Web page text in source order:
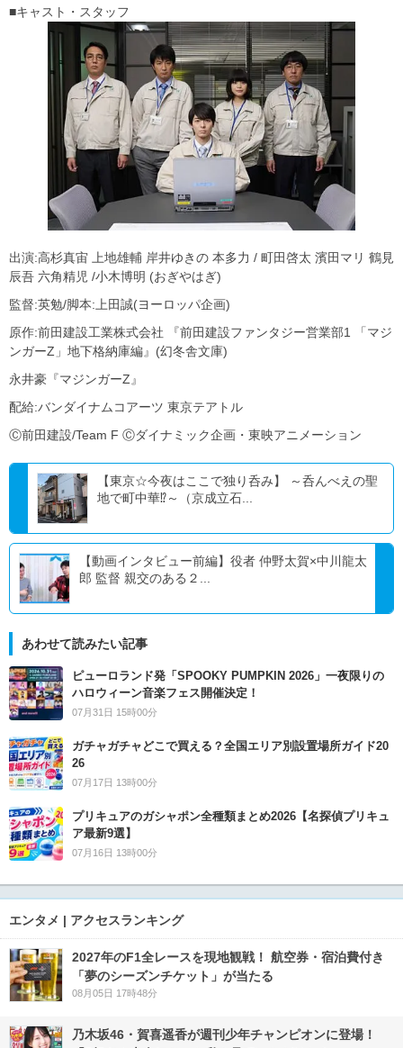
■キャスト・スタッフ
出演:高杉真宙 上地雄輔 岸井ゆきの 本多力 / 町田啓太 濱田マリ 鶴見
辰吾 六角精児 /小木博明 (おぎやはぎ)
監督:英勉/脚本:上田誠(ヨーロッパ企画)
原作:前田建設工業株式会社 『前田建設ファンタジー営業部1 「マジ
ンガーZ」地下格納庫編』(幻冬舎文庫)
永井豪『マジンガーZ』
配給:バンダイナムコアーツ 東京テアトル
Ⓒ前田建設/Team F Ⓒダイナミック企画・東映アニメーション
【東京☆今夜はここで独り呑み】 ～呑んべえの聖
地で町中華⁉～（京成立石...
【動画インタビュー前編】役者 仲野太賀×中川龍太
郎 監督 親交のある２...
あわせて読みたい記事
ピューロランド発「SPOOKY PUMPKIN 2026」一夜限りの
ハロウィーン音楽フェス開催決定！
07月31日 15時00分
ガチャガチャどこで買える？全国エリア別設置場所ガイド20
26
07月17日 13時00分
プリキュアのガシャポン全種類まとめ2026【名探偵プリキュ
ア最新9選】
07月16日 13時00分
エンタメ | アクセスランキング
2027年のF1全レースを現地観戦！ 航空券・宿泊費付き
「夢のシーズンチケット」が当たる
08月05日 17時48分
乃木坂46・賀喜遥香が週刊少年チャンピオンに登場！